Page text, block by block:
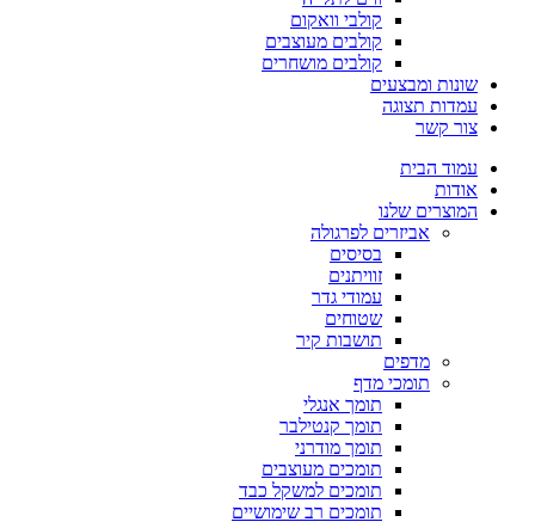
קולבי וואקום
קולבים מעוצבים
קולבים מושחרים
שונות ומבצעים
עמדות תצוגה
צור קשר
עמוד הבית
אודות
המוצרים שלנו
אביזרים לפרגולה
בסיסים
זוויתנים
עמודי גדר
שטוחים
תושבות קיר
מדפים
תומכי מדף
תומך אנגלי
תומך קנטילבר
תומך מודרני
תומכים מעוצבים
תומכים למשקל כבד
תומכים רב שימושיים